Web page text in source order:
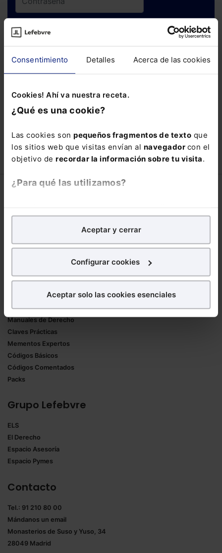
Consentimiento Detalles Acerca de las cookies
Cookies! Ahí va nuestra receta.
¿Qué es una cookie?
Las cookies son pequeños fragmentos de texto que
los sitios web que visitas envían al navegador con el
objetivo de recordar la información sobre tu visita.
¿Para qué las utilizamos?
analíticospara tratar demejorar tu experienciaen
nuestra página web. También con fines publicitarios,
para poder mostrarte publicidad y contenidos de tu
¿Qué puedes hacer?
experiencia en la web sea óptima
Puedes
También puedes
seleccionar solo aquellas que quieras permitir en tu
Saber más acerca de las cookies
Aceptar y cerrar
Configurar cookies
Aceptar solo las cookies esenciales
ENTRAR
Si todavía no te has suscrito, no pierdas
está oportunidad y adquiere tu acceso
con un25% de descuento .
110,00€ 66,00€
COMPRAR
Lefebvre
Librerías asociadas
Productos
Formularios Jurídicos
Manuales de Derecho
Claves Prácticas
Mementos Expertos
Códigos Básicos
Códigos Comentados
Packs
Grupo Lefebvre
ELS
El Derecho
Espacio Asesoría
Espacio Pymes
Contacto
Tel.: 91 210 80 00
Mándanos un email
Monasterios de Suso y Yuso, 34
28049 Madrid